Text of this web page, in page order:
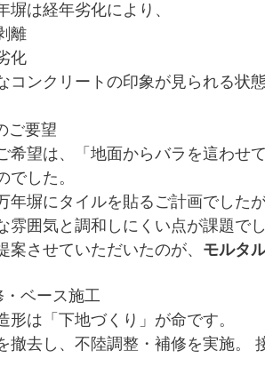
塀は経年劣化により、
離
化
コンクリートの印象が見られる状
ご要望
希望は、
「地面からバラを這わせ
でした。
年塀にタイルを貼るご計画でした
雰囲気と調和しにくい点が課題でし
案させていただいたのが、 モルタ
ベース施工
形は「下地づくり」が命です。
撤去し、不陸調整・補修を実施。